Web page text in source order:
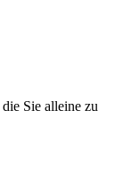
Sie alleine zu